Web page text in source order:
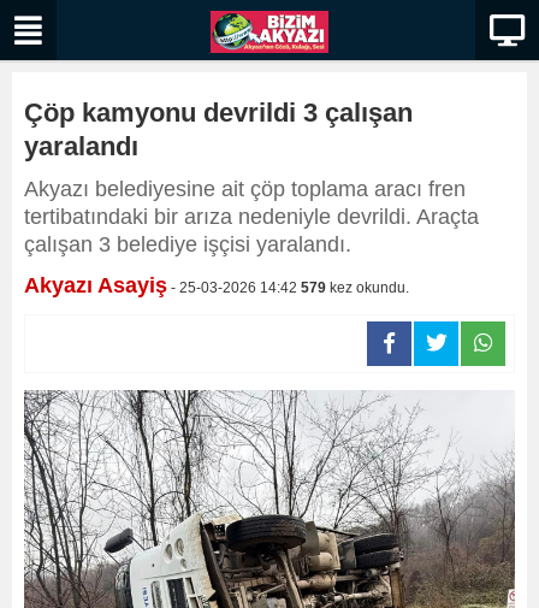
Çöp kamyonu devrildi 3 çalışan
yaralandı
​​​​​​​Akyazı belediyesine ait çöp toplama aracı fren
tertibatındaki bir arıza nedeniyle devrildi. Araçta
çalışan 3 belediye işçisi yaralandı.
Akyazı Asayiş - 25-03-2026 14:42 579 kez okundu.